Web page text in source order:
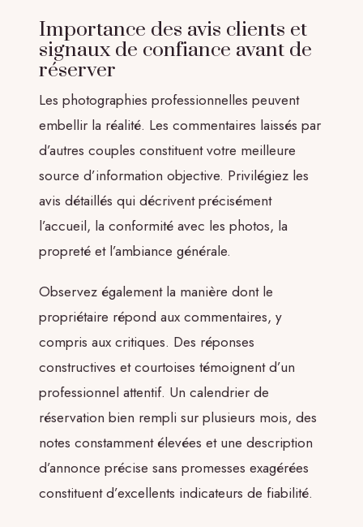
Importance des avis clients et
signaux de confiance avant de
réserver
Les photographies professionnelles peuvent
embellir la réalité. Les commentaires laissés par
d’autres couples constituent votre meilleure
source d’information objective. Privilégiez les
avis détaillés qui décrivent précisément
l’accueil, la conformité avec les photos, la
propreté et l’ambiance générale.
Observez également la manière dont le
propriétaire répond aux commentaires, y
compris aux critiques. Des réponses
constructives et courtoises témoignent d’un
professionnel attentif. Un calendrier de
réservation bien rempli sur plusieurs mois, des
notes constamment élevées et une description
d’annonce précise sans promesses exagérées
constituent d’excellents indicateurs de fiabilité.